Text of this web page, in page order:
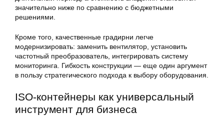
значительно ниже по сравнению с бюджетными
решениями.
Кроме того, качественные градирни легче
модернизировать: заменить вентилятор, установить
частотный преобразователь, интегрировать систему
мониторинга. Гибкость конструкции — еще один аргумент
в пользу стратегического подхода к выбору оборудования.
ISO-контейнеры как универсальный
инструмент для бизнеса